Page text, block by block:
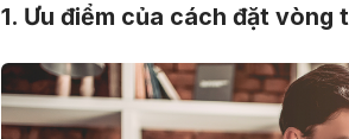
1. Ưu điểm của cách đặt vòng